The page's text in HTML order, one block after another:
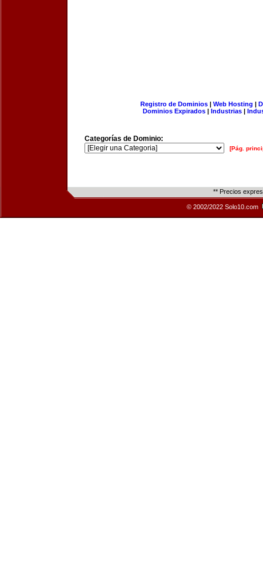
Registro de Dominios| Web Hosting |
Dominios Expirados | Industrias |
Categorías de Dominio:
[Pág.
** Precios
© 2002/2022 Solo10.com